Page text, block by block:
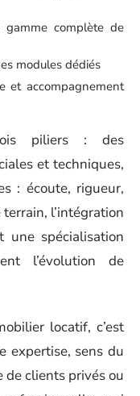
complète de
modules dédiés
et accompagnement
piliers : des
et techniques,
: écoute, rigueur,
terrain, l’intégration
une spécialisation
l’évolution de
locatif, c’est
expertise, sens du
clients privés ou